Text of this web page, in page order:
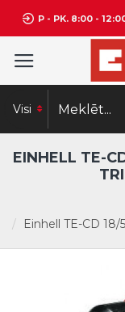
P - PK. 8:00 -
Visi
Einhell TE-CD
EINHELL TE-